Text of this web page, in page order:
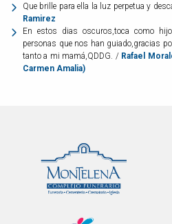
Que brille para ella la luz perpetua y
Ramirez
En estos dias oscuros,toca como
personas que nos han guiado,gracias
tanto a mi mamá,QDDG. / Rafael
Carmen Amalia)